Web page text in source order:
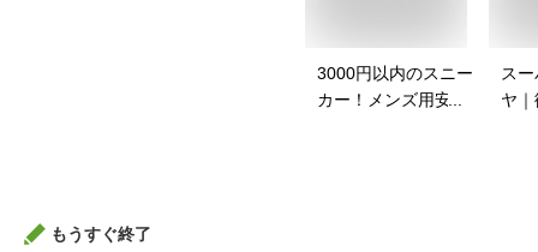
3000円以内のスニー
カー！メンズ用安い
ス
ヤ
もうすぐ終了